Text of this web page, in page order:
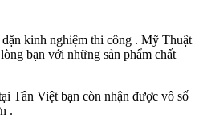
kinh nghiệm thi công . Mỹ Thuật
bạn với những sản phẩm chất
Tân Việt bạn còn nhận được vô số
.